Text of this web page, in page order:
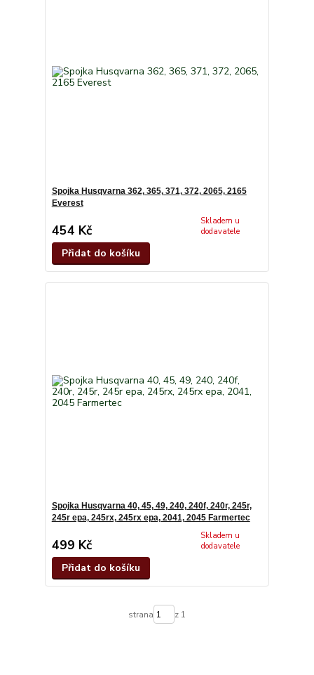
Spojka Husqvarna 362, 365, 371, 372, 2065, 2165
Everest
454 Kč
Skladem u
dodavatele
Přidat do košíku
Spojka Husqvarna 40, 45, 49, 240, 240f, 240r, 245r,
245r epa, 245rx, 245rx epa, 2041, 2045 Farmertec
499 Kč
Skladem u
dodavatele
Přidat do košíku
strana z 1